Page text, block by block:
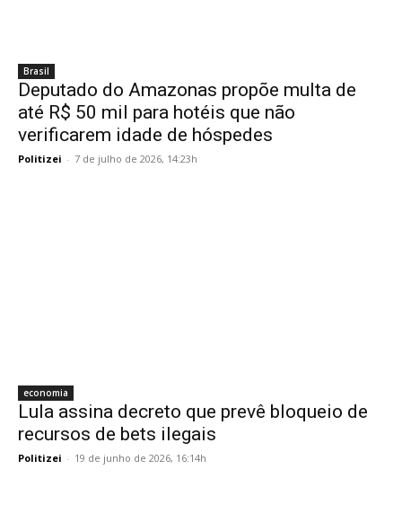
Brasil
Deputado do Amazonas propõe multa de
até R$ 50 mil para hotéis que não
verificarem idade de hóspedes
Politizei - 7 de julho de 2026, 14:23h
economia
Lula assina decreto que prevê bloqueio de
recursos de bets ilegais
Politizei - 19 de junho de 2026, 16:14h